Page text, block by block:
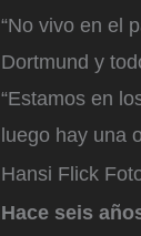
“No vivo en el
Dortmund y
“Estamos en
luego hay una
Hansi Flick
Hace seis